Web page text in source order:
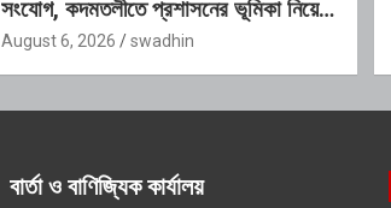
সংযোগ, কদমতলীতে প্রশাসনের ভূমিকা নিয়ে
প্রশ্ন
August 6, 2026 swadhin
বার্তা ও বাণিজ্যিক কার্যালয়